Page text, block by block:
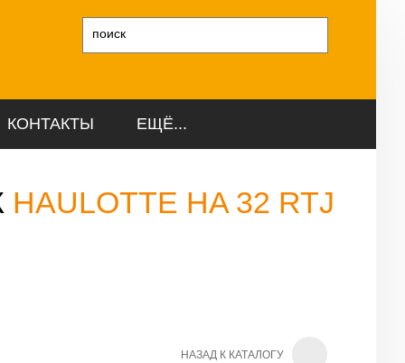
КОНТАКТЫ ЕЩЁ...
HAULOTTE HA 32 RTJ
НАЗАД К КАТАЛОГУ